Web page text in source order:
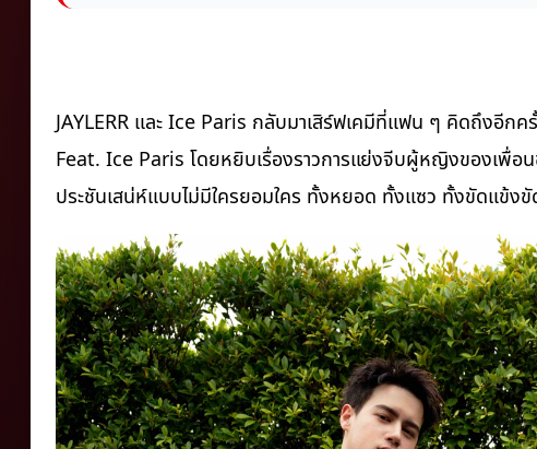
JAYLERR และ Ice Paris กลับมาเสิร์ฟเคมีที่แฟน ๆ คิดถึงอีกครั้
Feat. Ice Paris โดยหยิบเรื่องราวการแย่งจีบผู้หญิงของเพื่
ประชันเสน่ห์แบบไม่มีใครยอมใคร ทั้งหยอด ทั้งแซว ทั้งขัดแข้ง